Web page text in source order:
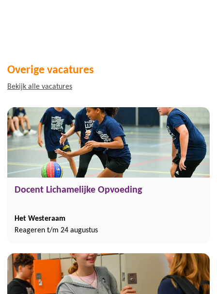
Overige vacatures
Bekijk alle vacatures
Docent Lichamelijke Opvoeding
Het Westeraam
Reageren t/m 24 augustus